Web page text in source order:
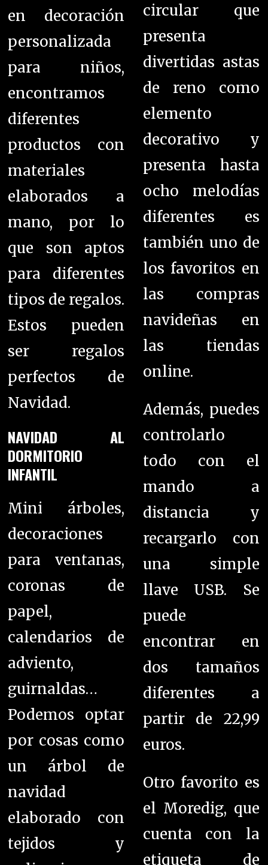
en decoración
personalizada
para niños,
encontramos
diferentes
productos con
materiales
elaborados a
mano, por lo
que son aptos
para diferentes
tipos de regalos.
Estos pueden
ser regalos
perfectos de
Navidad.
NAVIDAD AL
DORMITORIO
INFANTIL
Mini árboles,
decoraciones
para ventanas,
coronas de
papel,
calendarios de
adviento,
guirnaldas…
Podemos optar
por cosas como
un árbol de
navidad
elaborado con
tejidos y
circular que
presenta
divertidas astas
de reno como
elemento
decorativo y
presenta hasta
ocho melodías
diferentes es
también uno de
los favoritos en
las compras
navideñas en
las tiendas
online.
Además, puedes
controlarlo
todo con el
mando a
distancia y
recargarlo con
una simple
llave USB. Se
puede
encontrar en
dos tamaños
diferentes a
partir de 22,99
euros.
Otro favorito es
el Moredig, que
cuenta con la
etiqueta de